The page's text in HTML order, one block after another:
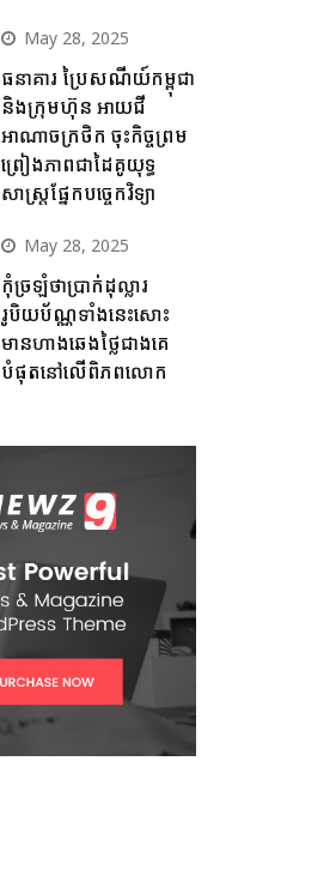
May 28, 2025
ធនាគារ ប្រៃសណីយ៍កម្ពុជា
និងក្រុមហ៊ុន អាយជី
អាណាចក្រថិក ចុះកិច្ចព្រម
ព្រៀងភាពជាដៃគូយុទ្ធ
សាស្ត្រផ្នែកបច្ចេកវិទ្យា
May 28, 2025
កុំច្រឡំថាប្រាក់ដុល្លារ
រូបិយប័ណ្ណទាំងនេះសោះ
មានហាងឆេងថ្លៃជាងគេ
បំផុតនៅលើពិភពលោក